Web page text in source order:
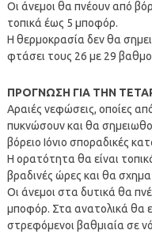
Οι άνεμοι θα πνέουν από
τοπικά έως 5 μποφόρ.
Η θερμοκρασία δεν θα
φτάσει τους 26 με 29
ΠΡΟΓΝΩΣΗ ΓΙΑ ΤΗΝ
Αραιές νεφώσεις, οποίες
πυκνώσουν και θα
βόρειο Ιόνιο σποραδικές
Η ορατότητα θα είναι
βραδινές ώρες και θα
Οι άνεμοι στα δυτικά θα
μποφόρ. Στα ανατολικά θα
στρεφόμενοι βαθμιαία σε